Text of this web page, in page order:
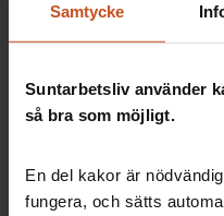
Samtycke
Suntarbetsliv använder
så bra som möjligt.
En del kakor är
fungera, och sätts
Checklistor,
för det systematiska
SAM, Fysisk arbetsmiljö, OSA